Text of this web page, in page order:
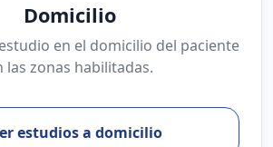
Domicilio
en el domicilio del paciente
las zonas habilitadas.
estudios a domicilio